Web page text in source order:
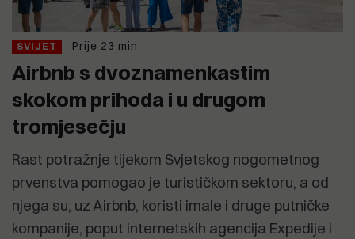
SVIJET Prije 23 min
Airbnb s dvoznamenkastim
skokom prihoda i u drugom
tromjesečju
Rast potražnje tijekom Svjetskog nogometnog
prvenstva pomogao je turističkom sektoru, a od
njega su, uz Airbnb, koristi imale i druge putničke
kompanije, poput internetskih agencija Expedije i